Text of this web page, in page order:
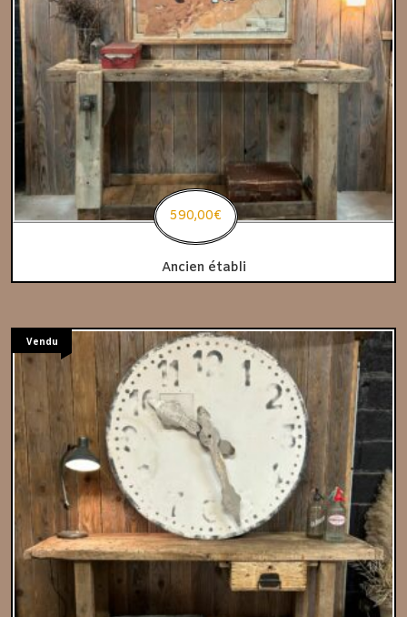
Ancien établi
590,00€
Vendu